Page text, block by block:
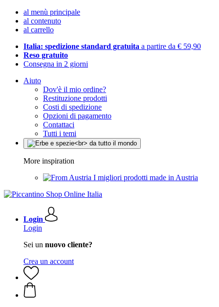
al menù principale
al contenuto
al carrello
Italia: spedizione standard gratuita a partire da € 59,90
Reso gratuito
Consegna in 2 giorni
Aiuto
Dov'è il mio ordine?
Restituzione prodotti
Costi di spedizione
Opzioni di pagamento
Contattaci
Tutti i temi
More inspiration
I migliori prodotti made in Austria
Login
Login
Sei un nuovo cliente?
Crea un account